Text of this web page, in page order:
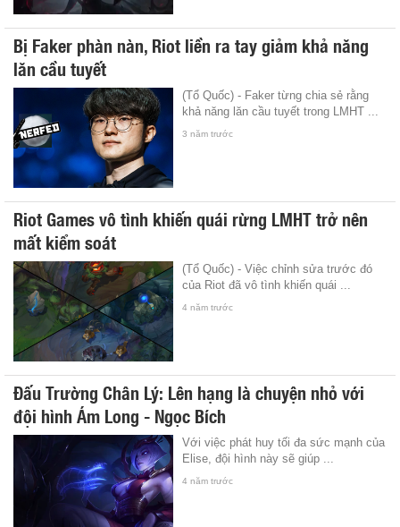
Bị Faker phàn nàn, Riot liền ra tay giảm khả năng
lăn cầu tuyết
(Tổ Quốc) - Faker từng chia sẻ rằng
khả năng lăn cầu tuyết trong LMHT ...
3 năm trước
Riot Games vô tình khiến quái rừng LMHT trở nên
mất kiểm soát
(Tổ Quốc) - Việc chỉnh sửa trước đó
của Riot đã vô tình khiến quái ...
4 năm trước
Đấu Trường Chân Lý: Lên hạng là chuyện nhỏ với
đội hình Ám Long - Ngọc Bích
Với việc phát huy tối đa sức mạnh của
Elise, đội hình này sẽ giúp ...
4 năm trước